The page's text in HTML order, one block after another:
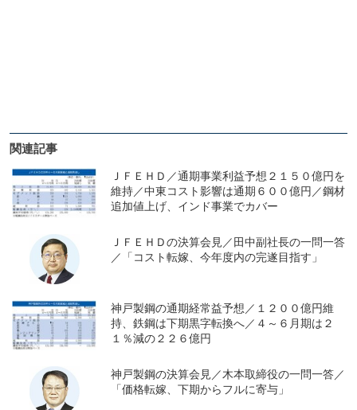
関連記事
ＪＦＥＨＤ／通期事業利益予想２１５０億円を
維持／中東コスト影響は通期６００億円／鋼材
追加値上げ、インド事業でカバー
ＪＦＥＨＤの決算会見／田中副社長の一問一答
／「コスト転嫁、今年度内の完遂目指す」
神戸製鋼の通期経常益予想／１２００億円維
持、鉄鋼は下期黒字転換へ／４～６月期は２
１％減の２２６億円
神戸製鋼の決算会見／木本取締役の一問一答／
「価格転嫁、下期からフルに寄与」